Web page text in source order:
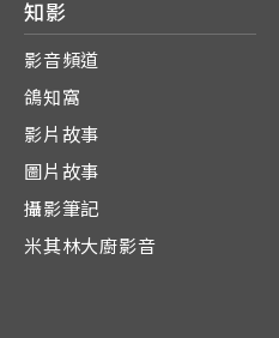
知影
影音頻道
鴿知窩
影片故事
圖片故事
攝影筆記
米其林大廚影音